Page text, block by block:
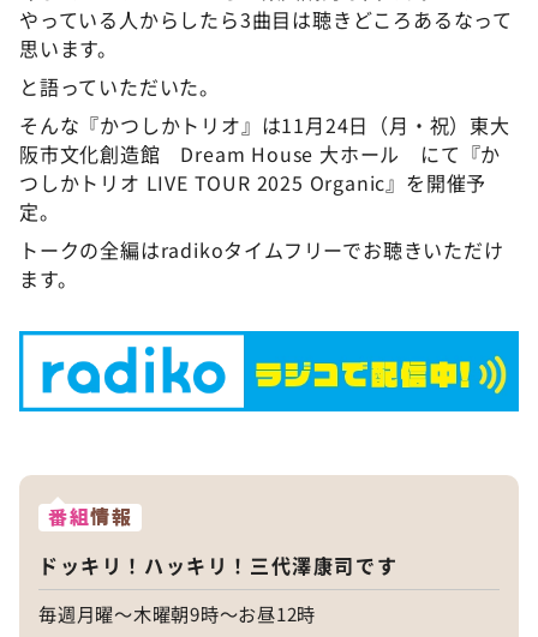
やっている人からしたら3曲目は聴きどころあるなって
思います。
と語っていただいた。
そんな『かつしかトリオ』は11月24日（月・祝）東大
阪市文化創造館 Dream House 大ホール にて『か
つしかトリオ LIVE TOUR 2025 Organic』を開催予
定。
トークの全編はradikoタイムフリーでお聴きいただけ
ます。
番組情報
ドッキリ！ハッキリ！三代澤康司です
毎週月曜～木曜朝9時～お昼12時